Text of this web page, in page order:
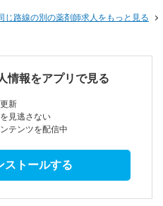
じ路線の別の薬剤師求人をもっと見る
情報をアプリで見る
新
見逃さない
テンツを配信中
ストールする